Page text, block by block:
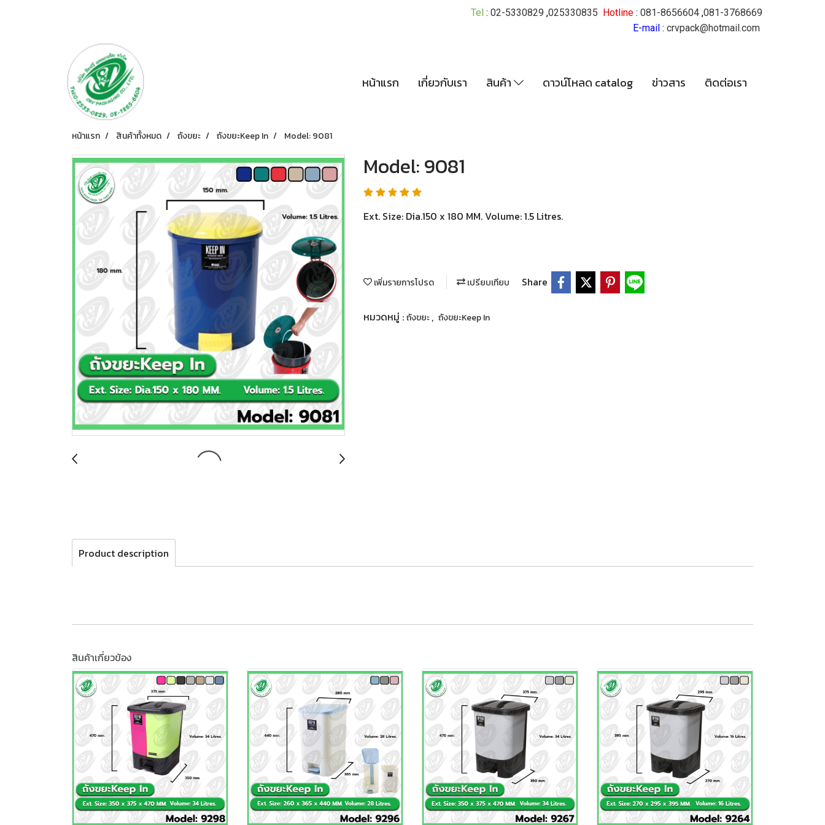
Tel : 02-5330829 ,025330835 Hotline : 081-8656604 ,081-3768669
E-mail : crvpack@hotmail.com
หน้าแรก เกี่ยวกับเรา สินค้า ดาวน์โหลด catalog ข่าวสาร ติดต่อเรา
หน้าแรก สินค้าทั้งหมด ถังขยะ ถังขยะKeep In Model: 9081
Model: 9081
Ext. Size: Dia.150 x 180 MM. Volume: 1.5 Litres.
เพิ่มรายการโปรด เปรียบเทียบ Share
หมวดหมู่ :ถังขยะ, ถังขยะKeep In
Product description
สินค้าเกี่ยวข้อง